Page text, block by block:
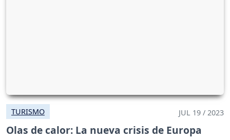
TURISMO JUL 19 / 2023
Olas de calor: La nueva crisis de Europa